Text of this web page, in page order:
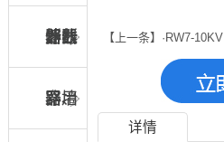
器
器
熔断
器
断器
外线
路用
计数
器、
穿墙
【上一条】·RW7-10KV
详情